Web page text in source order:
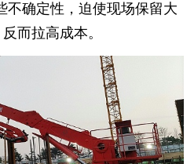
不确定性，迫使现场保留大
而拉高成本。